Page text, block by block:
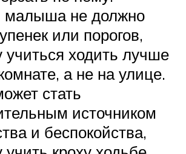
малыша не должно
или порогов,
учиться ходить лучше
а не на улице.
стать
источником
и беспокойства,